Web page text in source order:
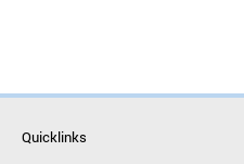
Quicklinks